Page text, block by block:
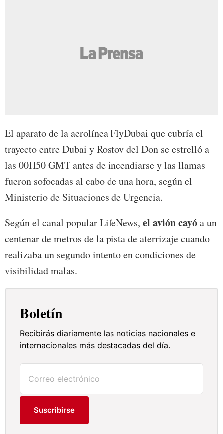
El aparato de la aerolínea FlyDubai que cubría el
trayecto entre Dubai y Rostov del Don se estrelló a
las 00H50 GMT antes de incendiarse y las llamas
fueron sofocadas al cabo de una hora, según el
Ministerio de Situaciones de Urgencia.
Según el canal popular LifeNews, el avión cayóa un
centenar de metros de la pista de aterrizaje cuando
realizaba un segundo intento en condiciones de
visibilidad malas.
Boletín
Recibirás diariamente las noticias nacionales e
internacionales más destacadas del día.
Suscribirse